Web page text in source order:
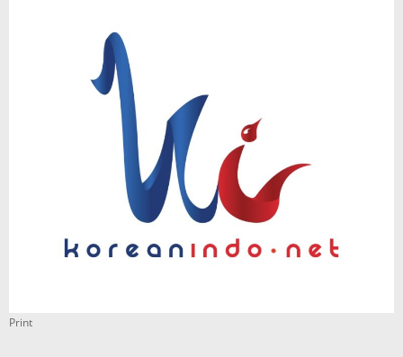
Print